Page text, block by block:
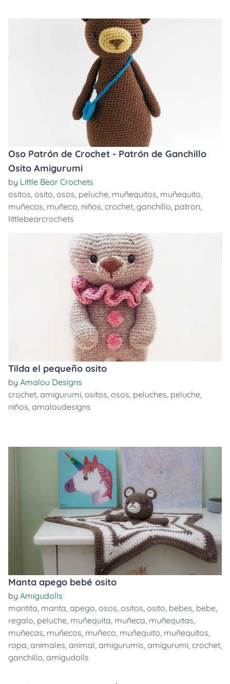
Oso Patrón de Crochet - Patrón de Ganchillo
Osito Amigurumi
by Little Bear Crochets
ositos, osito, osos, peluche, muñequitos, muñequito,
muñecos, muñeco, niños, crochet, ganchillo, patron,
littlebearcrochets
Tilda el pequeño osito
by Amalou Designs
crochet, amigurumi, ositos, osos, peluches, peluche,
niños, amaloudesigns
Manta apego bebé osito
by Amigudolls
mantita, manta, apego, osos, ositos, osito, bebes, bebe,
regalo, peluche, muñequita, muñeca, muñequitas,
muñecas, muñecos, muñeco, muñequito, muñequitos,
ropa, animales, animal, amigurumis, amigurumi, crochet,
ganchillo, amigudolls